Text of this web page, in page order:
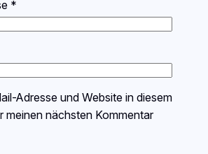
*
Adresse und Website in diesem
meinen nächsten Kommentar